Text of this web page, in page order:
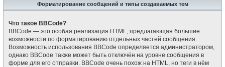
Форматирование сообщений и типы создаваемых тем
Что такое BBCode?
BBCode — это особая реализация HTML, предлагающая большие
возможности по форматированию отдельных частей сообщения.
Возможность использования BBCode определяется администратором,
однако BBCode также может быть отключён на уровне сообщения в
форме для его отправки. BBCode очень похож на HTML, но теги в нём